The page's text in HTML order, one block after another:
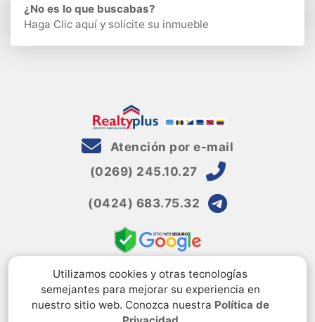
Utilizamos cookies y otras tecnologías
semejantes para mejorar su experiencia en
nuestro sitio web. Conozca nuestra Política de
¿No es lo que buscabas?
Haga Clic aquí y solicite su inmueble
Atención por e-mail
(0269) 245.10.27
(0424) 683.75.32